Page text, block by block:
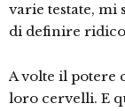
varie testate, mi
di definire
A volte il potere
loro cervelli. E